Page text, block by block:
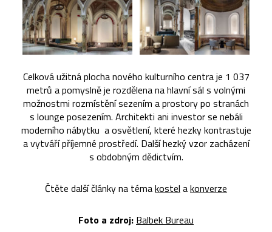
Celková užitná plocha nového kulturního centra je 1 037
metrů a pomyslně je rozdělena na hlavní sál s volnými
možnostmi rozmístění sezením a prostory po stranách
s lounge posezením. Architekti ani investor se nebáli
moderního nábytku a osvětlení, které hezky kontrastuje
a vytváří příjemné prostředí. Další hezký vzor zacházení
s obdobným dědictvím.
Čtěte další články na témakostel akonverze
Foto a zdroj: Balbek Bureau